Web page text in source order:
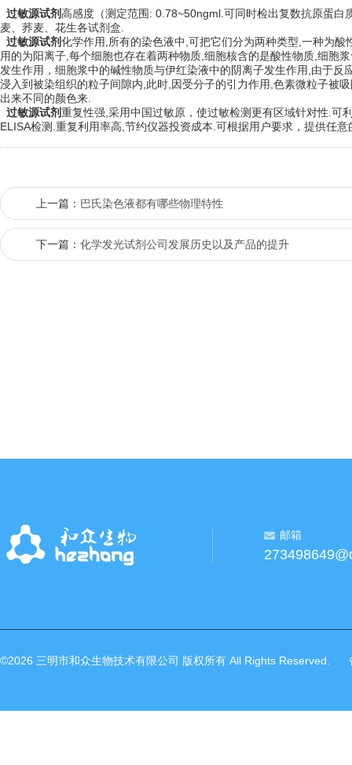
过敏源试剂高感度（测定范围: 0.78~50ngml.可同时检出复数抗原蛋
麦、荞麦、花生各试剂盒.
过敏源试剂化学作用,所有的染色液中,可把它们分为两种类型,一种为
用的为阳离子,每个细胞也存在着两种物质,细胞核含的是酸性物质,细胞
发生作用，细胞浆中的碱性物质与伊红染液中的阴离子发生作用,由于
浸入到被染组织的粒子间隙内,此时,因受分子的引力作用,色素微粒子被
出来不同的颜色来.
过敏源试剂重复性强,采用中国过敏原，使过敏检测更有区域针对性.可
ELISA检测.重复利用率高,节约仪器投资成本.可根据用户要求，提供任
上一篇： 巴氏染色液都有哪些物理特性
下一篇： 化学发光试剂公司发展历史以及产品的提升
邮箱
©2026 三明市和众生物技术有限公司 版权所有 All Rights Reserved.